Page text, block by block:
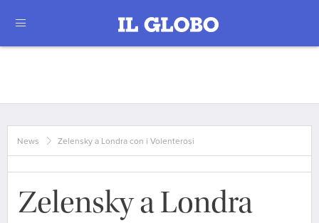
News Zelensky a Londra con i Volenterosi
Zelensky a Londra